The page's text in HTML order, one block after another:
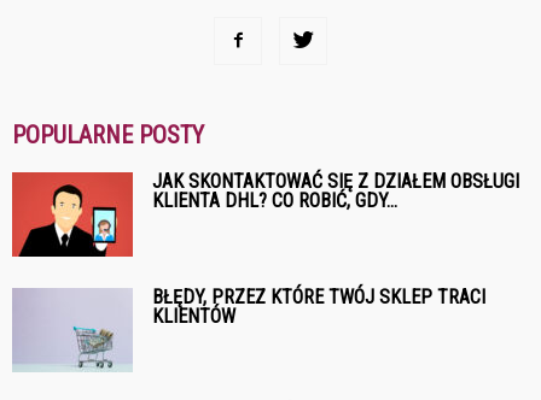
POPULARNE POSTY
JAK SKONTAKTOWAĆ SIĘ Z DZIAŁEM OBSŁUGI
KLIENTA DHL? CO ROBIĆ, GDY...
BŁĘDY, PRZEZ KTÓRE TWÓJ SKLEP TRACI
KLIENTÓW